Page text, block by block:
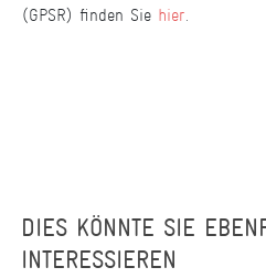
(GPSR) finden Sie hier
DIES KÖNNTE SIE
INTERESSIEREN